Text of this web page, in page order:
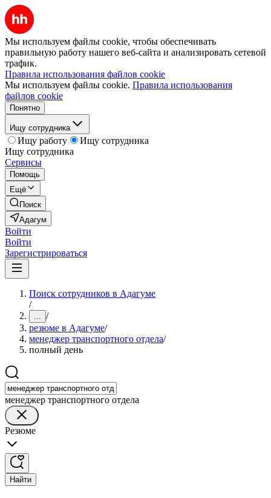
Мы используем файлы cookie, чтобы обеспечивать
правильную работу нашего веб-сайта и анализировать сетевой
трафик.
Правила использования файлов cookie
Мы используем файлы cookie. Правила использования
файлов cookie
Понятно
Ищу сотрудника
Ищу работу
Ищу сотрудника
Ищу сотрудника
Сервисы
Помощь
Ещё
Поиск
Адагум
Войти
Войти
Зарегистрироваться
Поиск сотрудников в Адагуме
/
... /
резюме в Адагуме/
менеджер транспортного отдела/
полный день
менеджер транспортного отдела
Резюме
Найти